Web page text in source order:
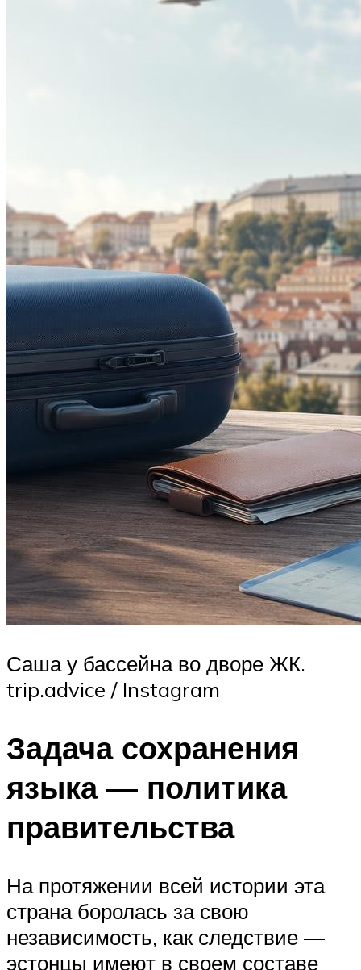
Саша у бассейна во дворе ЖК.
trip.advice / Instagram
Задача сохранения
языка — политика
правительства
На протяжении всей истории эта
страна боролась за свою
независимость, как следствие —
эстонцы имеют в своем составе